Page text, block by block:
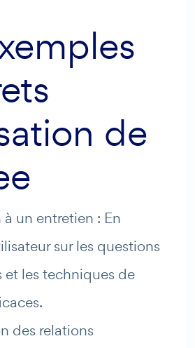
de
un entretien : En
sur les questions
et les techniques de
des relations